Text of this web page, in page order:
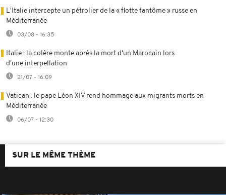
L'Italie intercepte un pétrolier de la « flotte fantôme » russe en
Méditerranée
03/08 - 16:35
Italie : la colère monte après la mort d'un Marocain lors
d'une interpellation
21/07 - 16:09
Vatican : le pape Léon XIV rend hommage aux migrants morts en
Méditerranée
06/07 - 12:30
SUR LE MÊME THÈME